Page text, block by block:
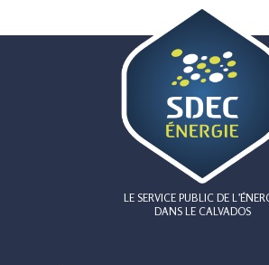
LE SERVICE PUBLIC DE
DANS LE CALVADOS